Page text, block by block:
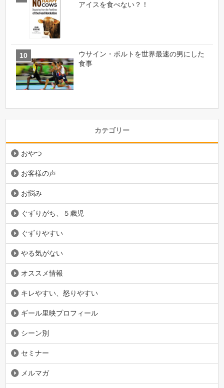
アイスを食べない？！
ウサイン・ボルトを世界最速の男にした
食事
カテゴリー
おやつ
お客様の声
お悩み
ぐずりがち、５歳児
ぐずりやすい
やる気がない
オススメ情報
キレやすい、怒りやすい
ギール里映プロフィール
シーン別
セミナー
メルマガ